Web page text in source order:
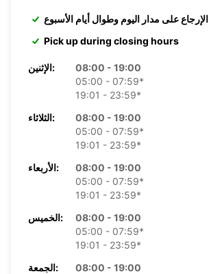
الإرجاع على مدار اليوم وطوال أيام الأسبوع
Pick up during closing hours
الإثنين:
08:00 - 19:00
05:00 - 07:59*
19:01 - 23:59*
الثلاثاء:
08:00 - 19:00
05:00 - 07:59*
19:01 - 23:59*
الأربعاء:
08:00 - 19:00
05:00 - 07:59*
19:01 - 23:59*
الخميس:
08:00 - 19:00
05:00 - 07:59*
19:01 - 23:59*
الجمعة:
08:00 - 19:00